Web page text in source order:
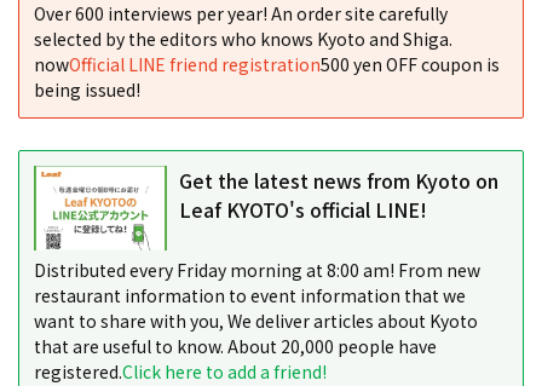
Over 600 interviews per year! An order site carefully
selected by the editors who knows Kyoto and Shiga.
nowOfficial LINE friend registration500 yen OFF coupon is
being issued!
Get the latest news from Kyoto on
Leaf KYOTO's official LINE!
Distributed every Friday morning at 8:00 am! From new
restaurant information to event information that we
want to share with you, We deliver articles about Kyoto
that are useful to know. About 20,000 people have
registered.Click here to add a friend!